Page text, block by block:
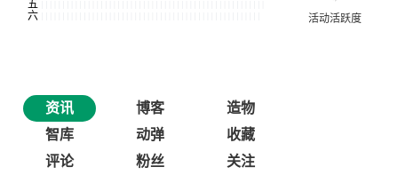
资讯 博客
造物
智库
动弹
收藏
评论
粉丝 关注